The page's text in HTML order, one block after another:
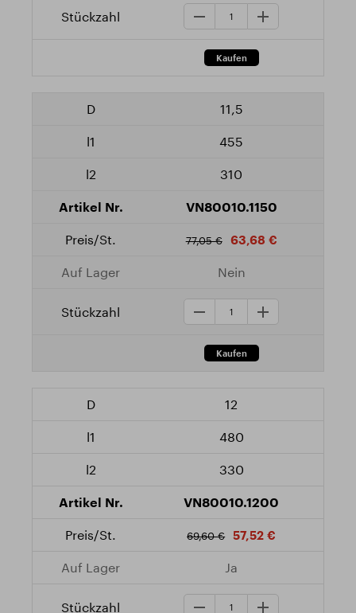
11,5
455
310
VN80010.1150
77,05 € 63,68 €
Nein
12
480
330
VN80010.1200
69,60 € 57,52 €
Ja